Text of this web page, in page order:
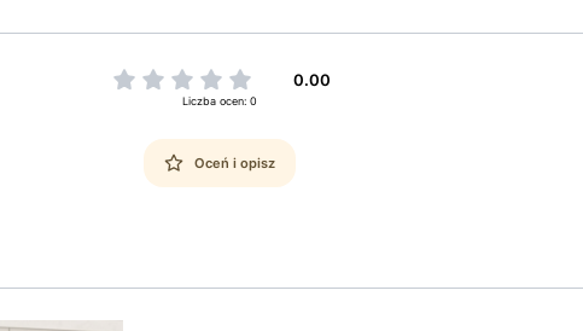
0.00
Liczba ocen: 0
Oceń i opisz